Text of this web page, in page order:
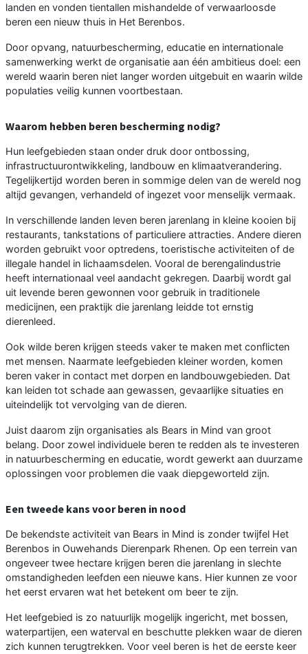
landen en vonden tientallen mishandelde of verwaarloosde
beren een nieuw thuis in Het Berenbos.
Door opvang, natuurbescherming, educatie en internationale
samenwerking werkt de organisatie aan één ambitieus doel: een
wereld waarin beren niet langer worden uitgebuit en waarin wilde
populaties veilig kunnen voortbestaan.
Waarom hebben beren bescherming nodig?
Hun leefgebieden staan onder druk door ontbossing,
infrastructuurontwikkeling, landbouw en klimaatverandering.
Tegelijkertijd worden beren in sommige delen van de wereld nog
altijd gevangen, verhandeld of ingezet voor menselijk vermaak.
In verschillende landen leven beren jarenlang in kleine kooien bij
restaurants, tankstations of particuliere attracties. Andere dieren
worden gebruikt voor optredens, toeristische activiteiten of de
illegale handel in lichaamsdelen. Vooral de berengalindustrie
heeft internationaal veel aandacht gekregen. Daarbij wordt gal
uit levende beren gewonnen voor gebruik in traditionele
medicijnen, een praktijk die jarenlang leidde tot ernstig
dierenleed.
Ook wilde beren krijgen steeds vaker te maken met conflicten
met mensen. Naarmate leefgebieden kleiner worden, komen
beren vaker in contact met dorpen en landbouwgebieden. Dat
kan leiden tot schade aan gewassen, gevaarlijke situaties en
uiteindelijk tot vervolging van de dieren.
Juist daarom zijn organisaties als Bears in Mind van groot
belang. Door zowel individuele beren te redden als te investeren
in natuurbescherming en educatie, wordt gewerkt aan duurzame
oplossingen voor problemen die vaak diepgeworteld zijn.
Een tweede kans voor beren in nood
De bekendste activiteit van Bears in Mind is zonder twijfel Het
Berenbos in Ouwehands Dierenpark Rhenen. Op een terrein van
ongeveer twee hectare krijgen beren die jarenlang in slechte
omstandigheden leefden een nieuwe kans. Hier kunnen ze voor
het eerst ervaren wat het betekent om beer te zijn.
Het leefgebied is zo natuurlijk mogelijk ingericht, met bossen,
waterpartijen, een waterval en beschutte plekken waar de dieren
zich kunnen terugtrekken. Voor veel beren is het de eerste keer